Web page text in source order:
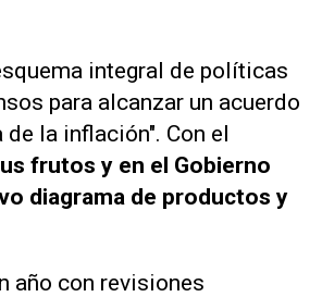
integral de políticas
para alcanzar un acuerdo
la inflación". Con el
frutos y en el Gobierno
diagrama de productos y
año con revisiones